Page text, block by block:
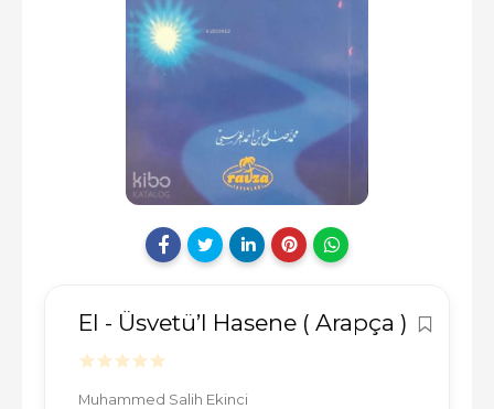
El - Üsvetü’l Hasene ( Arapça )
Muhammed Salih Ekinci